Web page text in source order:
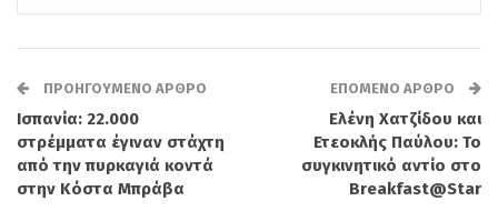
συμπληρωματικά προς τον e-ΕΦΚΑ.
Οι βασικοί πυλώνες του σχεδίου
περιλαμβάνουν:
ΠΡΟΗΓΟΎΜΕΝΟ ΆΡΘΡΟ
Ισπανία: 22.000
στρέμματα έγιναν στάχτη
από την πυρκαγιά κοντά
στην Κόστα Μπράβα
ΕΠΌΜΕΝΟ ΆΡΘΡΟ
Ελένη Χατζίδου και
Ετεοκλής Παύλου: Το
συγκινητικό αντίο στο
Breakfast@Star